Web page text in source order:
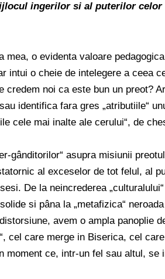
ingerilor si al puterilor celor
o evidenta valoare
intui o cheie de intelegere a ceea
credem noi ca este bun un preot?
identifica fara gres „atributiile“
cele mai inalte ale cerului“, de
gânditorilor“ asupra misiunii
al exceselor de tot felul, al
De la neincrederea
si pâna la „metafizica“
avem o ampla panoplie
cel care merge in Biserica, cel
moment ce, intr-un fel sau altul, se